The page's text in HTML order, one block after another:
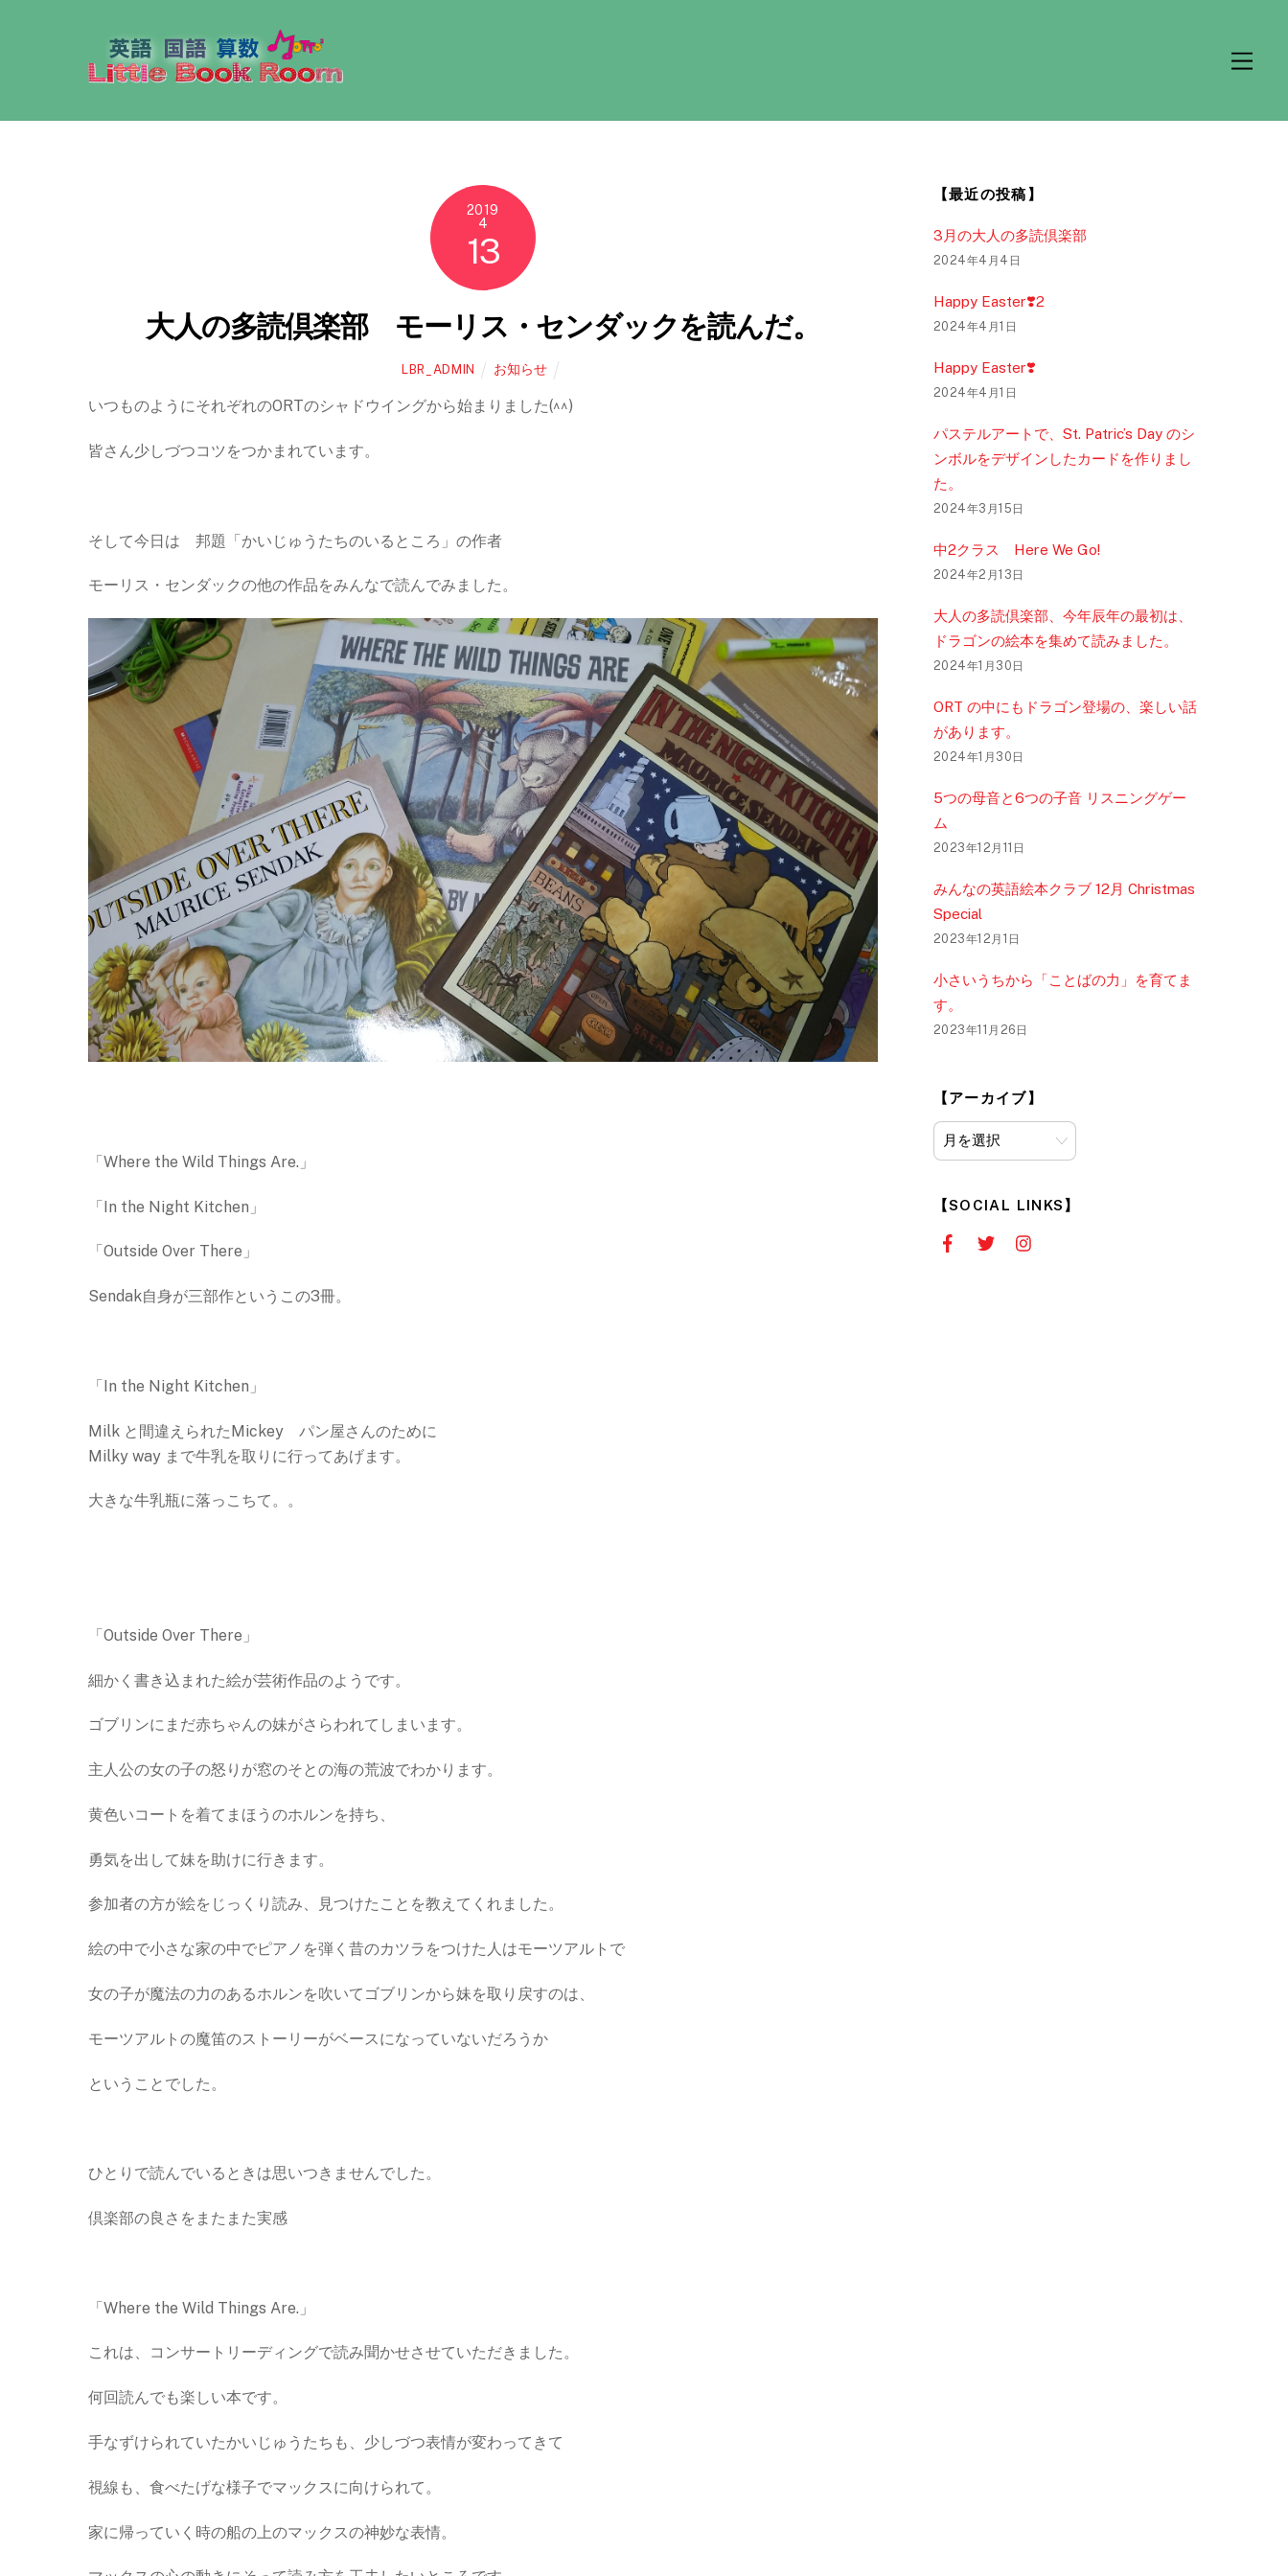
u
2019
4
13
大人の多読倶楽部 モーリス・センダックを読んだ。
LBR_ADMIN お知らせ
いつものようにそれぞれのORTのシャドウイングから始まりました(^^)
皆さん少しづつコツをつかまれています。
そして今日は 邦題「かいじゅうたちのいるところ」の作者
モーリス・センダックの他の作品をみんなで読んでみました。
「Where the Wild Things Are.」
「In the Night Kitchen」
「Outside Over There」
Sendak自身が三部作というこの3冊。
「In the Night Kitchen」
Milk と間違えられたMickey パン屋さんのために
Milky way まで牛乳を取りに行ってあげます。
大きな牛乳瓶に落っこちて。。
「Outside Over There」
細かく書き込まれた絵が芸術作品のようです。
ゴブリンにまだ赤ちゃんの妹がさらわれてしまいます。
主人公の女の子の怒りが窓のそとの海の荒波でわかります。
黄色いコートを着てまほうのホルンを持ち、
勇気を出して妹を助けに行きます。
参加者の方が絵をじっくり読み、見つけたことを教えてくれました。
絵の中で小さな家の中でピアノを弾く昔のカツラをつけた人はモーツアルトで
女の子が魔法の力のあるホルンを吹いてゴブリンから妹を取り戻すのは、
モーツアルトの魔笛のストーリーがベースになっていないだろうか
ということでした。
ひとりで読んでいるときは思いつきませんでした。
倶楽部の良さをまたまた実感
「Where the Wild Things Are.」
これは、コンサートリーディングで読み聞かせさせていただきました。
何回読んでも楽しい本です。
手なずけられていたかいじゅうたちも、少しづつ表情が変わってきて
視線も、食べたげな様子でマックスに向けられて。
家に帰っていく時の船の上のマックスの神妙な表情。
【最近の投稿】
3月の大人の多読倶楽部
2024年4月4日
Happy Easter❣️2
2024年4月1日
Happy Easter❣️
2024年4月1日
パステルアートで、St. Patric’s Day のシ
ンボルをデザインしたカードを作りまし
た。
2024年3月15日
中2クラス Here We Go!
2024年2月13日
大人の多読倶楽部、今年辰年の最初は、
ドラゴンの絵本を集めて読みました。
2024年1月30日
ORT の中にもドラゴン登場の、楽しい話
があります。
2024年1月30日
5つの母音と6つの子音 リスニングゲー
ム
2023年12月11日
みんなの英語絵本クラブ 12月 Christmas
Special
2023年12月1日
小さいうちから「ことばの力」を育てま
す。
2023年11月26日
【アーカイブ】
【
ア
カ
イ
ブ
【SOCIAL LINKS】